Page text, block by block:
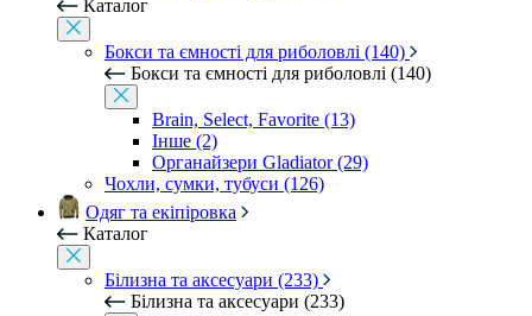
Каталог
Бокси та ємності для риболовлі (140)
Бокси та ємності для риболовлі (140)
Brain, Select, Favorite (13)
Інше (2)
Органайзери Gladiator (29)
Чохли, сумки, тубуси (126)
Одяг та екіпіровка
Каталог
Білизна та аксесуари (233)
Білизна та аксесуари (233)